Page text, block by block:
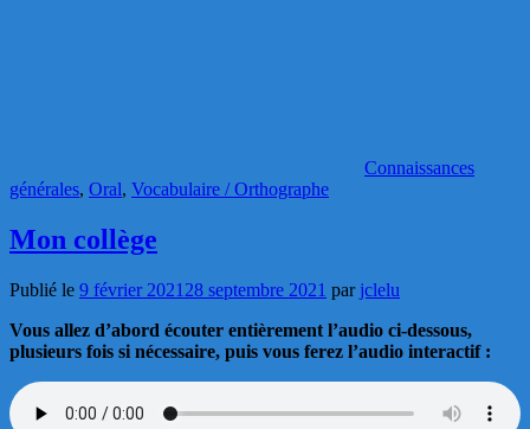
Connaissances
générales, Oral, Vocabulaire / Orthographe
Mon collège
Publié le 9 février 2021 28 septembre 2021 par jclelu
Vous allez d’abord écouter entièrement l’audio ci-dessous,
plusieurs fois si nécessaire, puis vous ferez l’audio interactif :